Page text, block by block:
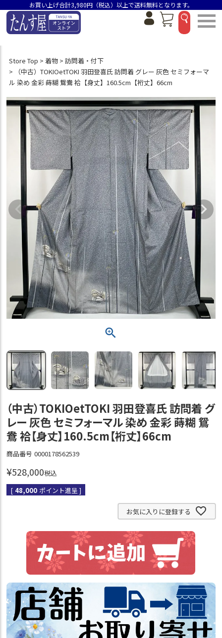
お買い上げ合計3,980円（税込）以上で送料無料となります。
Store Top 着物
訪問着・付下
（中古）TOKIOetTOKI 羽田登喜氏 訪問着 グレー 灰色 セミフォーマ
ル 染め 金彩 蒔糊 鴛鴦 袷【身丈】160.5cm【裄丈】66cm
（中古）TOKIOetTOKI 羽田登喜氏 訪問着 グ
レー 灰色 セミフォーマル 染め 金彩 蒔糊 鴛
鴦 袷【身丈】160.5cm【裄丈】66cm
商品番号 0000178562539
¥528,000税込
[ 48,000 ポイント進呈 ]
お気に入りに登録する